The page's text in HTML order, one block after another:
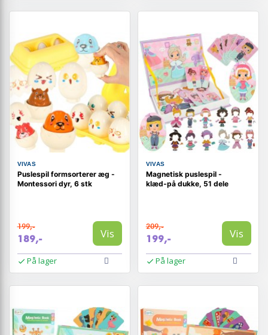
VIVAS
Puslespil formsorterer æg -
Montessori dyr, 6 stk
199,-
189,- Vis
På lager
VIVAS
Magnetisk puslespil -
klæd‑på dukke, 51 dele
209,-
199,- Vis
På lager